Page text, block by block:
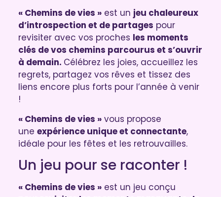
« Chemins de vies » est un jeu chaleureux
d’introspection et de partages pour
revisiter avec vos proches les moments
clés de vos chemins parcourus et s’ouvrir
à demain. Célébrez les joies, accueillez les
regrets, partagez vos rêves et tissez des
liens encore plus forts pour l’année à venir
!
« Chemins de vies » vous propose
une expérience unique et connectante,
idéale pour les fêtes et les retrouvailles.
Un jeu pour se raconter !
« Chemins de vies » est un jeu conçu